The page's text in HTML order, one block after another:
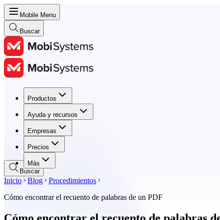
Mobile Menu
Buscar
Productos
Ayuda y recursos
Empresas
Precios
Más
Productos
Ayuda y recursos
Empresas
Precios
Buscar
Inicio Blog
Procedimientos
Cómo encontrar el recuento de palabras de un PDF